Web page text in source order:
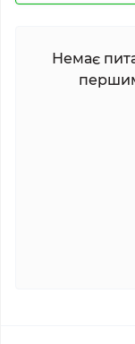
Немає